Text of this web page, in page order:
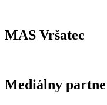
MAS Vršatec
Mediálny